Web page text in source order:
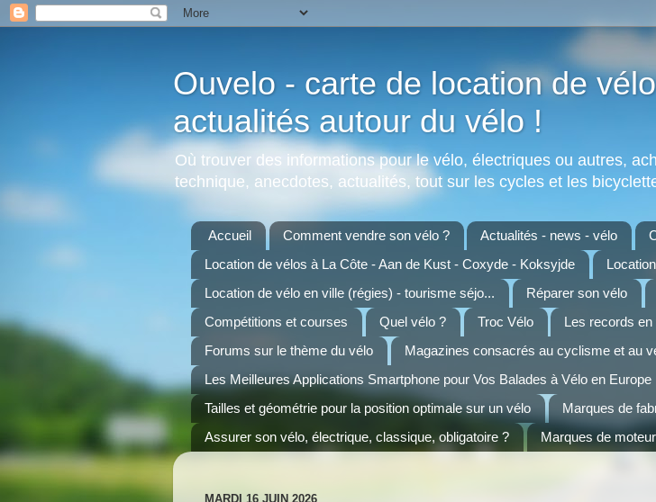
Ouvelo - carte de location de
actualités autour du vélo !
Où trouver des informations pour le vélo, électriques ou autres,
technique, anecdotes, actualités, tout sur les cycles et les
Accueil Comment vendre son vélo ? Actualités - news - vélo
Location de vélos à La Côte - Aan de Kust - Coxyde - Koksyjde
Location de vélo en ville (régies) - tourisme séjo...
Réparer son vélo
Compétitions et courses
Quel vélo ? Troc Vélo Les records en
Forums sur le thème du vélo
Magazines consacrés au cyclisme et au
Les Meilleures Applications Smartphone pour Vos Balades à Vélo en Europe
Tailles et géométrie pour la position optimale sur un vélo
Marques de
Assurer son vélo, électrique, classique, obligatoire ?
Marques de
MARDI 16 JUIN 2026